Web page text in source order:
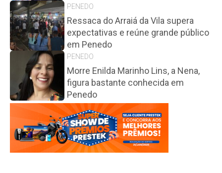
PENEDO
Ressaca do Arraiá da Vila supera
expectativas e reúne grande público
em Penedo
PENEDO
Morre Enilda Marinho Lins, a Nena,
figura bastante conhecida em
Penedo